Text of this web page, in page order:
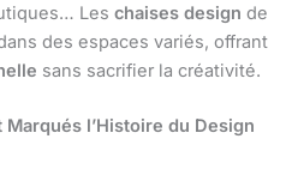
Les chaises design de
des espaces variés, offrant
sans sacrifier la créativité.
l’Histoire du Design